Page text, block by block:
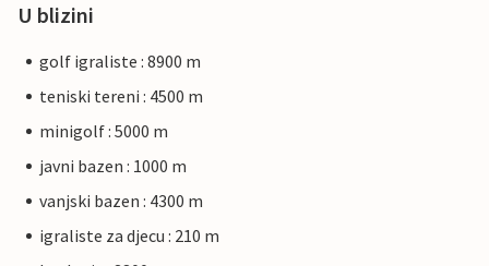
U blizini
golf igraliste : 8900 m
teniski tereni : 4500 m
minigolf : 5000 m
javni bazen : 1000 m
vanjski bazen : 4300 m
igraliste za djecu : 210 m